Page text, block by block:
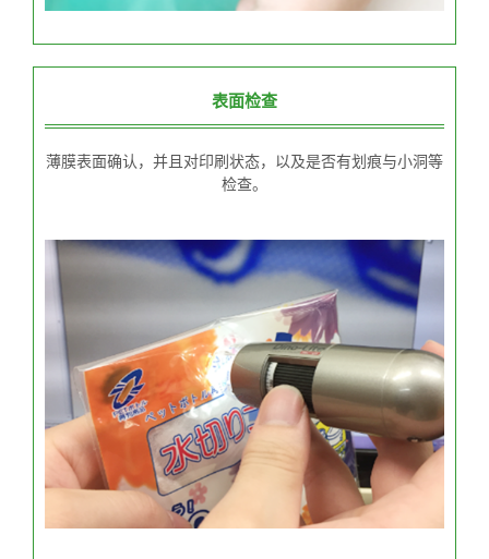
表面检查
薄膜表面确认，并且对印刷状态，以及是否有划痕与小洞等
检查。